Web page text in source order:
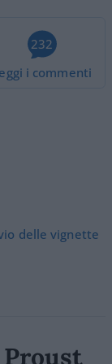
232
i commenti
delle vignette